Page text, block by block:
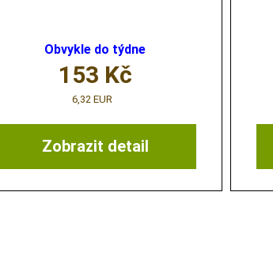
Obvykle do týdne
Zobrazit detail
153 Kč
6,32 EUR